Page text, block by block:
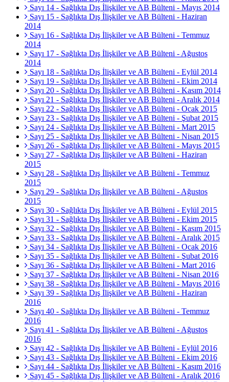
Sayı 14 - Sağlıkta Dış İlişkiler ve AB Bülteni - Mayıs 2014
Sayı 15 - Sağlıkta Dış İlişkiler ve AB Bülteni - Haziran
2014
Sayı 16 - Sağlıkta Dış İlişkiler ve AB Bülteni - Temmuz
2014
Sayı 17 - Sağlıkta Dış İlişkiler ve AB Bülteni - Ağustos
2014
Sayı 18 - Sağlıkta Dış İlişkiler ve AB Bülteni - Eylül 2014
Sayı 19 - Sağlıkta Dış İlişkiler ve AB Bülteni - Ekim 2014
Sayı 20 - Sağlıkta Dış İlişkiler ve AB Bülteni - Kasım 2014
Sayı 21 - Sağlıkta Dış İlişkiler ve AB Bülteni - Aralık 2014
Sayı 22 - Sağlıkta Dış İlişkiler ve AB Bülteni - Ocak 2015
Sayı 23 - Sağlıkta Dış İlişkiler ve AB Bülteni - Şubat 2015
Sayı 24 - Sağlıkta Dış İlişkiler ve AB Bülteni - Mart 2015
Sayı 25 - Sağlıkta Dış İlişkiler ve AB Bülteni - Nisan 2015
Sayı 26 - Sağlıkta Dış İlişkiler ve AB Bülteni - Mayıs 2015
Sayı 27 - Sağlıkta Dış İlişkiler ve AB Bülteni - Haziran
2015
Sayı 28 - Sağlıkta Dış İlişkiler ve AB Bülteni - Temmuz
2015
Sayı 29 - Sağlıkta Dış İlişkiler ve AB Bülteni - Ağustos
2015
Sayı 30 - Sağlıkta Dış İlişkiler ve AB Bülteni - Eylül 2015
Sayı 31 - Sağlıkta Dış İlişkiler ve AB Bülteni - Ekim 2015
Sayı 32 - Sağlıkta Dış İlişkiler ve AB Bülteni - Kasım 2015
Sayı 33 - Sağlıkta Dış İlişkiler ve AB Bülteni - Aralık 2015
Sayı 34 - Sağlıkta Dış İlişkiler ve AB Bülteni - Ocak 2016
Sayı 35 - Sağlıkta Dış İlişkiler ve AB Bülteni - Şubat 2016
Sayı 36 - Sağlıkta Dış İlişkiler ve AB Bülteni - Mart 2016
Sayı 37 - Sağlıkta Dış İlişkiler ve AB Bülteni - Nisan 2016
Sayı 38 - Sağlıkta Dış İlişkiler ve AB Bülteni - Mayıs 2016
Sayı 39 - Sağlıkta Dış İlişkiler ve AB Bülteni - Haziran
2016
Sayı 40 - Sağlıkta Dış İlişkiler ve AB Bülteni - Temmuz
2016
Sayı 41 - Sağlıkta Dış İlişkiler ve AB Bülteni - Ağustos
2016
Sayı 42 - Sağlıkta Dış İlişkiler ve AB Bülteni - Eylül 2016
Sayı 43 - Sağlıkta Dış İlişkiler ve AB Bülteni - Ekim 2016
Sayı 44 - Sağlıkta Dış İlişkiler ve AB Bülteni - Kasım 2016
Sayı 45 - Sağlıkta Dış İlişkiler ve AB Bülteni - Aralık 2016